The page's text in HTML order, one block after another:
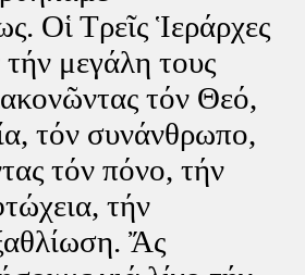
Οἱ Τρεῖς Ἱεράρχες
μεγάλη τους
τόν Θεό,
τόν συνάνθρωπο,
τόν πόνο, τήν
τήν
Ἄς